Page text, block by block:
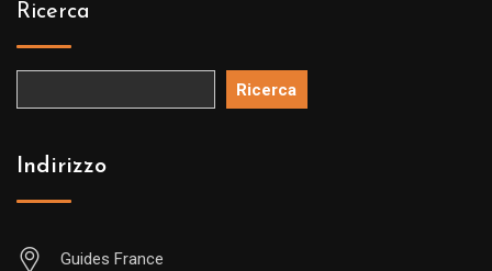
Ricerca
Ricerca
Indirizzo
Guides France